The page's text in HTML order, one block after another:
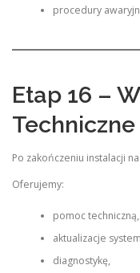
procedury
Etap 16 –
Techniczne
Po zakończeniu instalacji
Oferujemy:
pomoc techniczną,
aktualizacje
diagnostykę,